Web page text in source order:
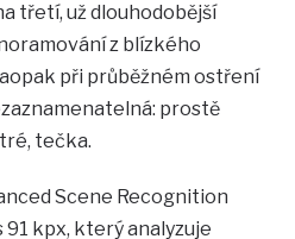
třetí, už dlouhodobější
z blízkého
při průběžném ostření
prostě
tečka.
Scene Recognition
91 kpx, který analyzuje